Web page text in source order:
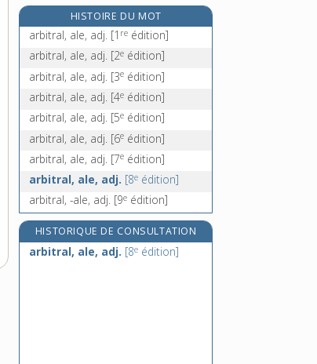
arbitrer, v. tr.
arbitres publics, n. m. pl.
e
édition]
arborer, v. tr.
arborescence, n. f.
arborescent, -ente, adj.
HISTOIRE DU MOT
arbitral, ale, adj. [1 re édition]
arbitral, ale, adj. [2e édition]
arbitral, ale, adj. [3e édition]
arbitral, ale, adj. [4e édition]
arbitral, ale, adj. [5e édition]
arbitral, ale, adj. [6e édition]
arbitral, ale, adj. [7e édition]
arbitral, ale, adj. [8e édition]
arbitral, -ale, adj. [9e édition]
HISTORIQUE DE CONSULTATION
arbitral, ale, adj. [8e édition]